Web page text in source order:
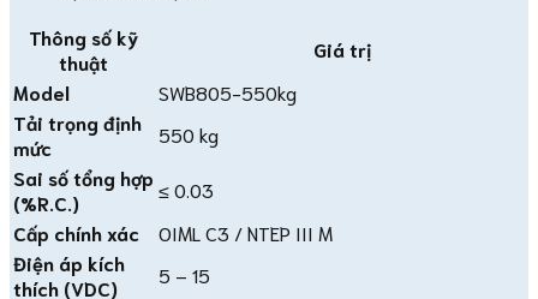
Thông số kỹ
thuật
Giá trị
Model
SWB805-550kg
Tải trọng định
mức
550 kg
Sai số tổng hợp
(%R.C.)
≤ 0.03
Cấp chính xác
OIML C3 / NTEP III M
Điện áp kích
thích (VDC)
5 – 15